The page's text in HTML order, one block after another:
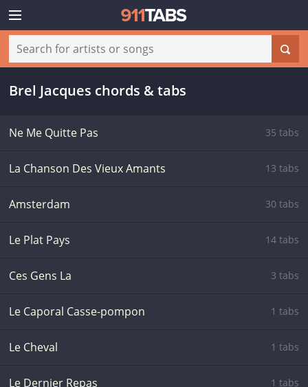
Brel Jacques chords & tabs
Ne Me Quitte Pas 35 tabs
La Chanson Des Vieux Amants 13 tabs
Amsterdam 30 tabs
Le Plat Pays 14 tabs
Ces Gens La 3 tabs
Le Caporal Casse-pompon 1 tabs
Le Cheval 1 tabs
Le Dernier Repas 1 tabs